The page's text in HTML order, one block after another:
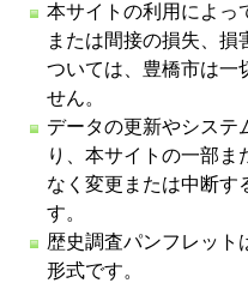
本サイトの利用によっ
または間接の損失、損
ついては、豊橋市は一
せん。
データの更新やシステ
り、本サイトの一部ま
なく変更または中断す
す。
歴史調査パンフレット
形式です。